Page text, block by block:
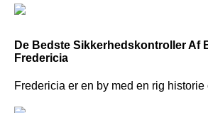
De Bedste Sikkerhedskontroller Af
Fredericia
Fredericia er en by med en rig historie